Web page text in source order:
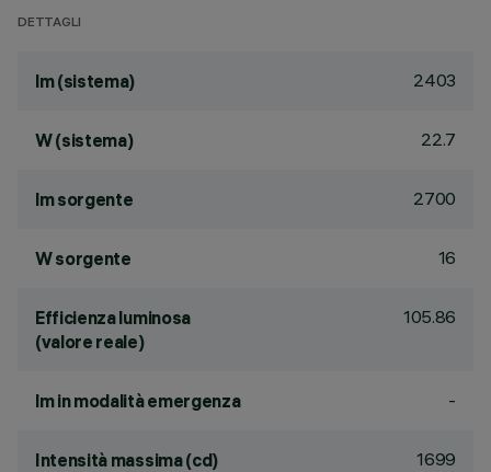
DETTAGLI
lm (sistema) 2403
W (sistema) 22.7
lm sorgente 2700
W sorgente 16
Efficienza luminosa
(valore reale)
105.86
lm in modalità emergenza -
Intensità massima (cd) 1699